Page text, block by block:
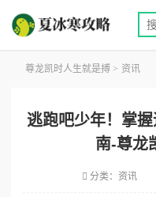
尊龙凯时人生就是搏 > 资讯
逃跑吧少年！掌
南-尊龙
分类： 资讯